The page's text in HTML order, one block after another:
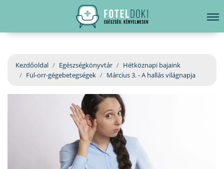
EGÉSZSÉGKÖNYVTÁR
BETEGSÉGKALAUZ
ÜGYELETKERESŐ
ORVOS VÁLASZOL
ORVOSKERESŐ
hirdetés
Kezdőoldal Egészségkönyvtár
Hétköznapi bajaink
Fül-orr-gégebetegségek
Március 3. - A hallás világnapja